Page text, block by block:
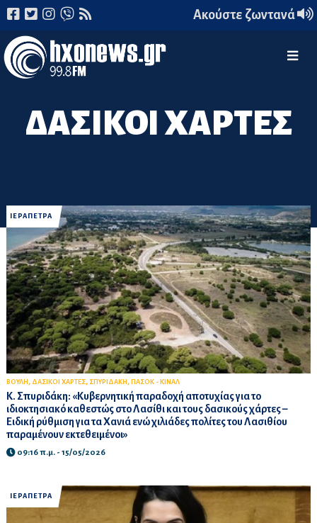
Ακούστε ζωντανά
ΔΑΣΙΚΟΙ ΧΑΡΤΕΣ
ΙΕΡΑΠΕΤΡΑ
ΒΟΥΛΗ , ΔΑΣΙΚΟΙ ΧΑΡΤΕΣ, ΣΠΥΡΙΔΑΚΗ , ΠΑΣΟΚ - ΚΙΝΑΛ
Κ. Σπυριδάκη: «Κυβερνητική παραδοχή αποτυχίας για το
ιδιοκτησιακό καθεστώς στο Λασίθι και τους δασικούς χάρτες –
Ειδική ρύθμιση για τα Χανιά ενώ χιλιάδες πολίτες του Λασιθίου
παραμένουν εκτεθειμένοι»
09:16 π.μ. - 15/05/2026
ΙΕΡΑΠΕΤΡΑ